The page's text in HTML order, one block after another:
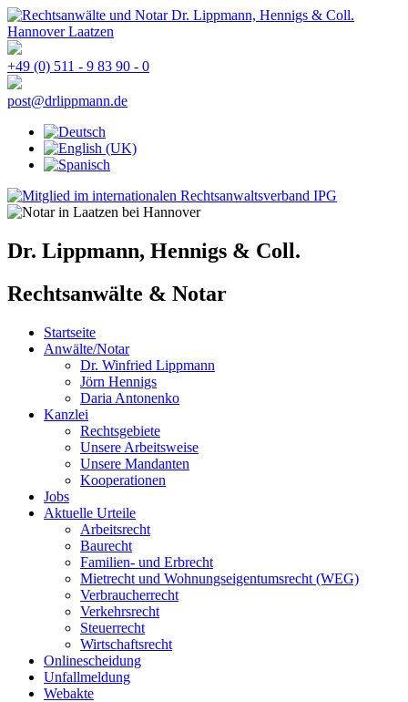
+49 (0) 511 - 9 83 90 - 0
post@drlippmann.de
Dr. Lippmann, Hennigs & Coll.
Rechtsanwälte & Notar
Startseite
Anwälte/Notar
Dr. Winfried Lippmann
Jörn Hennigs
Daria Antonenko
Kanzlei
Rechtsgebiete
Unsere Arbeitsweise
Unsere Mandanten
Kooperationen
Jobs
Aktuelle Urteile
Arbeitsrecht
Baurecht
Familien- und Erbrecht
Mietrecht und Wohnungseigentumsrecht (WEG)
Verbraucherrecht
Verkehrsrecht
Steuerrecht
Wirtschaftsrecht
Onlinescheidung
Unfallmeldung
Webakte